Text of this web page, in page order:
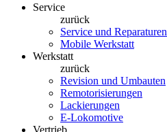
Service
zurück
Service und Reparaturen
Mobile Werkstatt
Werkstatt
zurück
Revision und Umbauten
Remotorisierungen
Lackierungen
E-Lokomotive
Vertrieb